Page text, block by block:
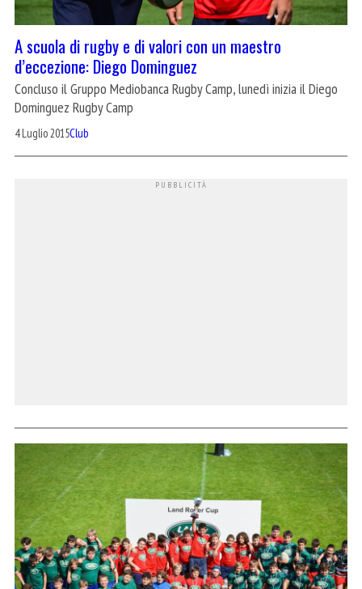
A scuola di rugby e di valori con un maestro
d’eccezione: Diego Dominguez
Concluso il Gruppo Mediobanca Rugby Camp, lunedì inizia il Diego
Dominguez Rugby Camp
4 Luglio 2015Club